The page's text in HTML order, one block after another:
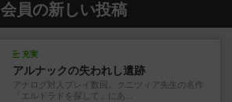
会員の新しい投稿
充実
アルナックの失われし遺跡
アナログ対人プレイ数回。クニツィア先生の名作
「エルドラドを探して」にあ...